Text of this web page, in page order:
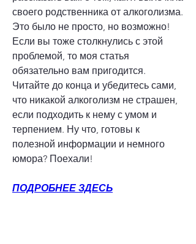
своего родственника от алкоголизма.
Это было не просто, но возможно!
Если вы тоже столкнулись с этой
проблемой, то моя статья
обязательно вам пригодится.
Читайте до конца и убедитесь сами,
что никакой алкоголизм не страшен,
если подходить к нему с умом и
терпением. Ну что, готовы к
полезной информации и немного
юмора? Поехали!
ПОДРОБНЕЕ ЗДЕСЬ